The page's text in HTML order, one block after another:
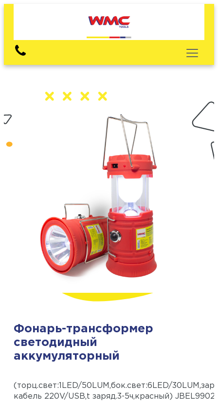
Фонарь-трансформер
светодидный
аккумуляторный
(торц.свет:1LED/50LUM,бок.свет:6LED/
кабель 220V/USB,t заряд.3-5ч,красный) JBEL9902